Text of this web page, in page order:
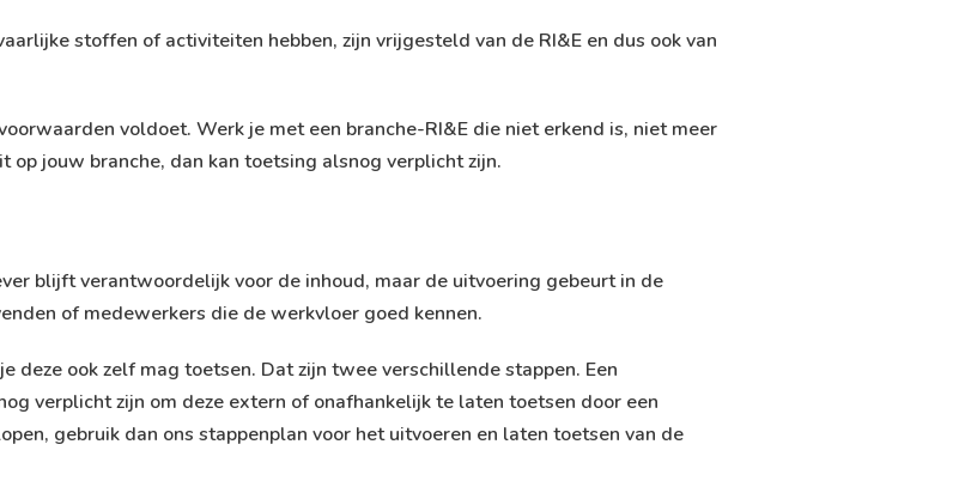
stoffen of activiteiten hebben, zijn vrijgesteld van de RI&E en dus ook van
voldoet. Werk je met een branche-RI&E die niet erkend is, niet meer
jouw branche, dan kan toetsing alsnog verplicht zijn.
blijft verantwoordelijk voor de inhoud, maar de uitvoering gebeurt in de
of medewerkers die de werkvloer goed kennen.
ook zelf mag toetsen. Dat zijn twee verschillende stappen. Een
verplicht zijn om deze extern of onafhankelijk te laten toetsen door een
gebruik dan ons stappenplan voor het uitvoeren en laten toetsen van de